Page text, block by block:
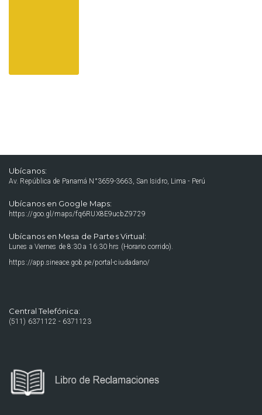
Ubícanos:
Av. República de Panamá N°3659-3663, San Isidro, Lima - Perú
Ubícanos en Google Maps:
https://goo.gl/maps/fq6RUX8E9ucbZ9729
Ubícanos en Mesa de Partes Virtual:
Lunes a Viernes de 8:30 a 16:30 hrs (Horario corrido).
https://app.sineace.gob.pe/portal-ciudadano/
Central Telefónica:
(511) 6371122 - 6371123